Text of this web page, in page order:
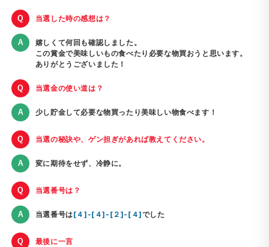
当選した時の感想は？
嬉しくて何回も確認しました。
この賞金で美味しいもの食べたり必要な物買おうと思います。
ありがとうございました！
当選金の使い道は？
少し貯金して必要な物買ったり美味しい物食べます！
当選の秘訣や、ゲン担ぎがあれば教えてください。
変に期待をせず、冷静に。
当選番号は？
当選番号は[４]-[４]-[２]-[４]でした
最後に一言